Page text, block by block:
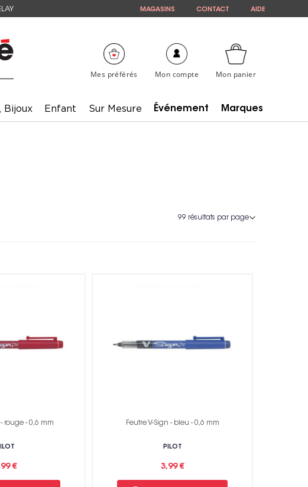
MAGASINS CONTACT AIDE
Mes préférés Mon panier
Mon compte
Bijoux Enfant Sur Mesure Événement Marques
- rouge - 0,6 mm
€
Feutre V-Sign - bleu - 0,6 mm
PILOT
3,99 €